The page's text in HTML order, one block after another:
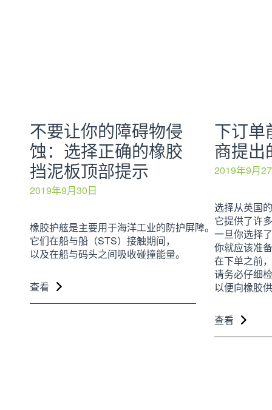
不要让你的障碍物侵
蚀：选择正确的橡胶
挡泥板顶部提示
2019年9月30日
橡胶护舷是主要用于海洋工业的防护屏障。
它们在船与船（STS）接触期间，
以及在船与码头之间吸收碰撞能量。
查看
下订单
商提出
2019年9月
选择从英国
它提供了许
一旦你选择
你就应该准
在下单之前
请务必仔细
以便向橡胶
查看